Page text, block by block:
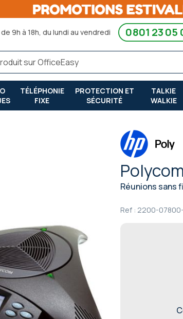
9h à 18h, du lundi au vendredi 0801 23 05
TÉLÉPHONIE
FIXE
PROTECTION ET
SÉCURITÉ
TALKIE
WALKIE
Réunions sans
Ref : 2200-